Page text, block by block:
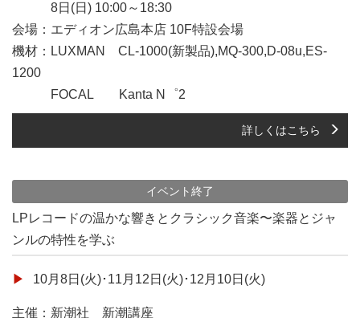
8日(日) 10:00～18:30
会場：エディオン広島本店 10F特設会場
機材：LUXMAN CL-1000(新製品),MQ-300,D-08u,ES-
1200
FOCAL Kanta N゜2
詳しくはこちら
イベント終了
LPレコードの温かな響きとクラシック音楽〜楽器とジャ
ンルの特性を学ぶ
10月8日(火)･11月12日(火)･12月10日(火)
主催：新潮社 新潮講座